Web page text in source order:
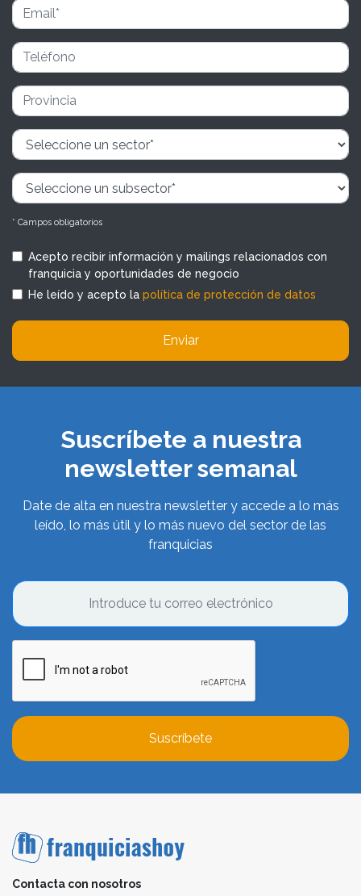
* Campos obligatorios
Acepto recibir información y mailings relacionados con
franquicia y oportunidades de negocio
He leído y acepto la política de protección de datos
Enviar
Suscríbete a nuestra
newsletter semanal
Date de alta en nuestra newsletter y accede a lo más
leído, lo más útil y lo más nuevo del sector de las
franquicias
Suscríbete
Contacta con nosotros